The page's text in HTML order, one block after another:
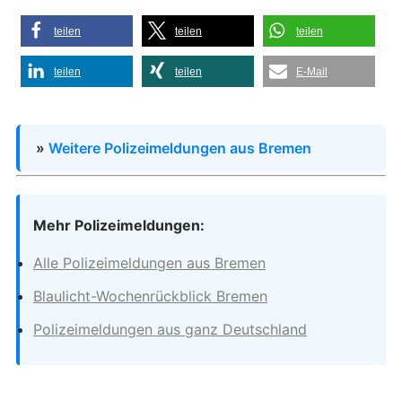
teilen teilen teilen
teilen teilen E-Mail
» Weitere Polizeimeldungen aus Bremen
Mehr Polizeimeldungen:
Alle Polizeimeldungen aus Bremen
Blaulicht-Wochenrückblick Bremen
Polizeimeldungen aus ganz Deutschland